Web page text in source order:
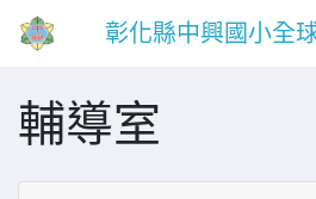
彰化縣中興國小全
輔導室